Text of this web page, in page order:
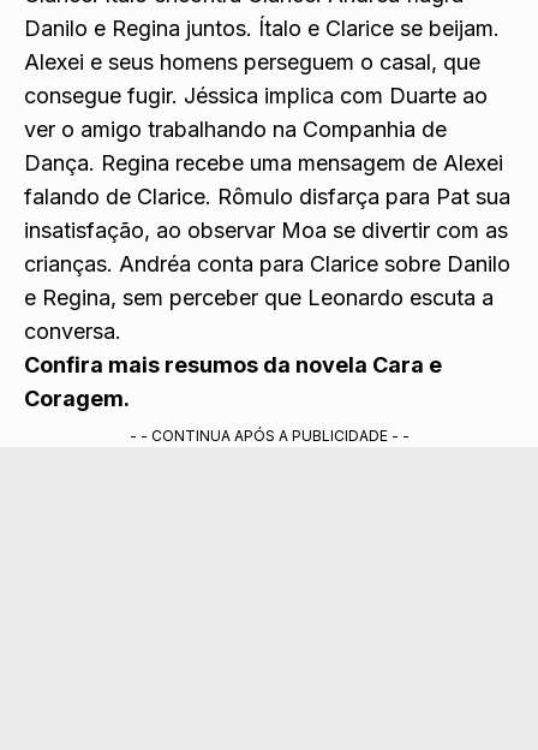
Danilo e Regina juntos. Ítalo e Clarice se beijam.
Alexei e seus homens perseguem o casal, que
consegue fugir. Jéssica implica com Duarte ao
ver o amigo trabalhando na Companhia de
Dança. Regina recebe uma mensagem de Alexei
falando de Clarice. Rômulo disfarça para Pat sua
insatisfação, ao observar Moa se divertir com as
crianças. Andréa conta para Clarice sobre Danilo
e Regina, sem perceber que Leonardo escuta a
conversa.
Confira mais resumos da novela Cara e
Coragem.
- - CONTINUA APÓS A PUBLICIDADE - -